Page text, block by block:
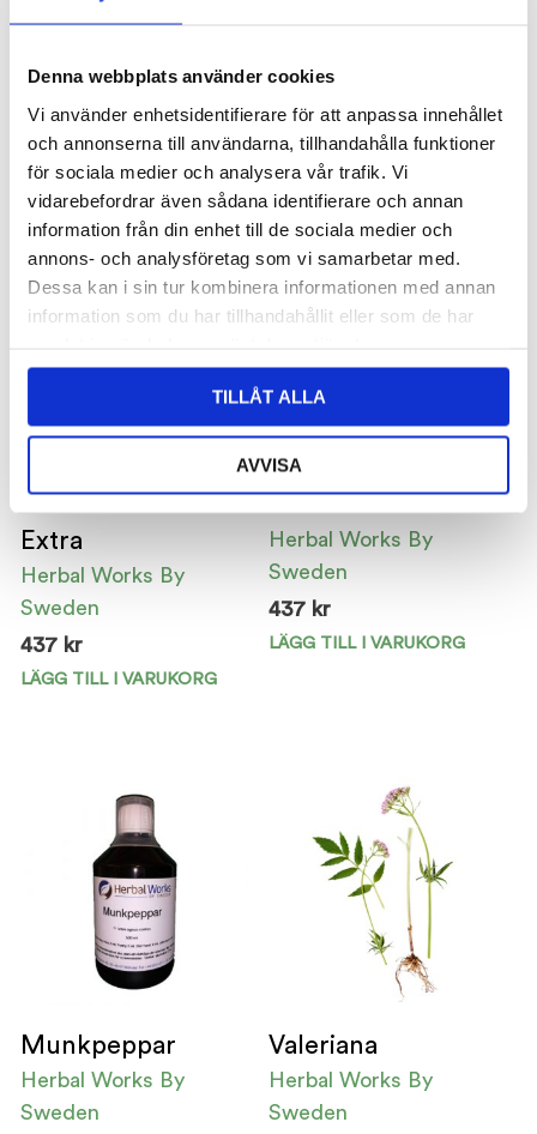
Denna webbplats använder cookies
Vi använder enhetsidentifierare för att anpassa innehållet
och annonserna till användarna, tillhandahålla funktioner
för sociala medier och analysera vår trafik. Vi
vidarebefordrar även sådana identifierare och annan
information från din enhet till de sociala medier och
annons- och analysföretag som vi samarbetar med.
Dessa kan i sin tur kombinera informationen med annan
information som du har tillhandahållit eller som de har
TILLÅT ALLA
AVVISA
Sweden
487
kr
LÄGG TILL I VARUKORG
Sweden
437
LÄGG TILL I VARUKORG
Extra
Herbal Works By
Sweden
437 kr
LÄGG TILL I VARUKORG
Herbal Works By
Sweden
437 kr
LÄGG TILL I VARUKORG
Munkpeppar
Herbal Works By
Sweden
Valeriana
Herbal Works By
Sweden